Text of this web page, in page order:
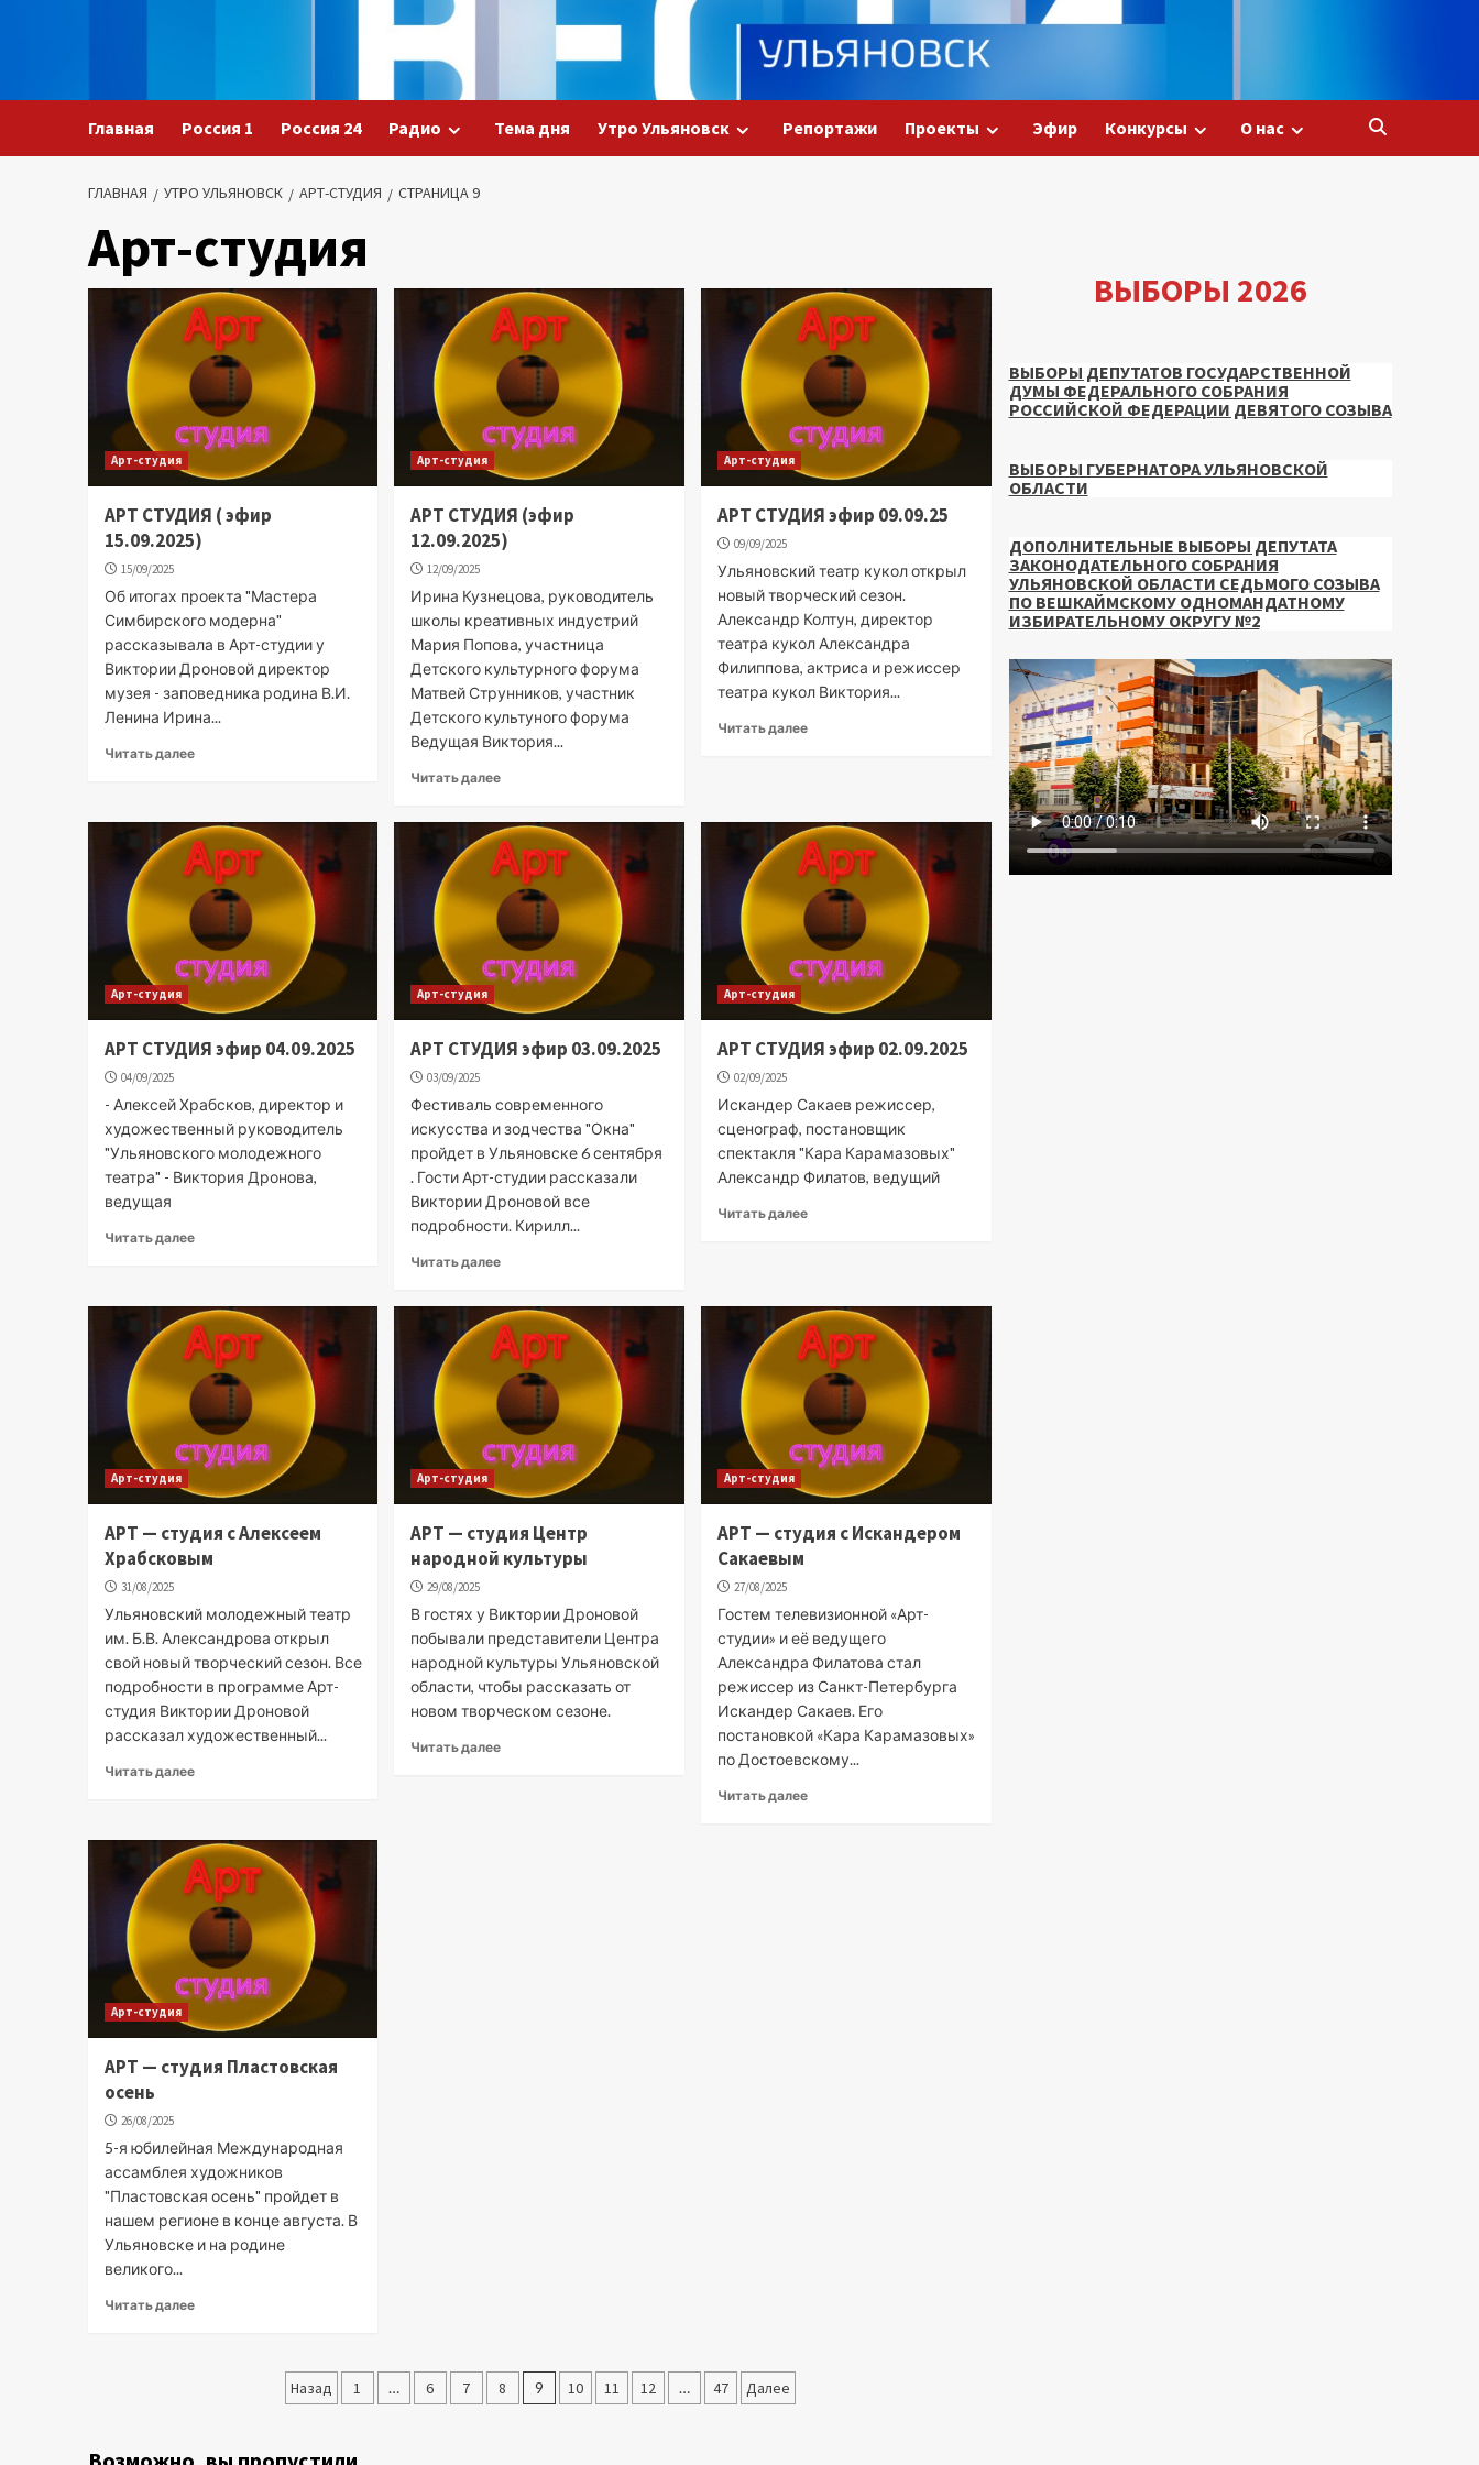
Главная Россия 1 Россия 24 Радио Тема дня Утро Ульяновск Репортажи Проекты Эфир Конкурсы О нас
ГЛАВНАЯ УТРО УЛЬЯНОВСК АРТ-СТУДИЯ СТРАНИЦА 9
Арт-студия
Арт-студия
АРТ СТУДИЯ ( эфир
15.09.2025)
15/09/2025
Об итогах проекта "Мастера
Симбирского модерна"
рассказывала в Арт-студии у
Виктории Дроновой директор
музея - заповедника родина В.И.
Ленина Ирина...
Читать далее
Арт-студия
АРТ СТУДИЯ (эфир
12.09.2025)
12/09/2025
Ирина Кузнецова, руководитель
школы креативных индустрий
Мария Попова, участница
Детского культурного форума
Матвей Струнников, участник
Детского культуного форума
Ведущая Виктория...
Читать далее
Арт-студия
АРТ СТУДИЯ эфир 09.09.25
09/09/2025
Ульяновский театр кукол открыл
новый творческий сезон.
Александр Колтун, директор
театра кукол Александра
Филиппова, актриса и режиссер
театра кукол Виктория...
Читать далее
Арт-студия
АРТ СТУДИЯ эфир 04.09.2025
04/09/2025
- Алексей Храбсков, директор и
художественный руководитель
"Ульяновского молодежного
театра" - Виктория Дронова,
ведущая
Читать далее
Арт-студия
АРТ СТУДИЯ эфир 03.09.2025
03/09/2025
Фестиваль современного
искусства и зодчества "Окна"
пройдет в Ульяновске 6 сентября
. Гости Арт-студии рассказали
Виктории Дроновой все
подробности. Кирилл...
Читать далее
Арт-студия
АРТ СТУДИЯ эфир 02.09.2025
02/09/2025
Искандер Сакаев режиссер,
сценограф, постановщик
спектакля "Кара Карамазовых"
Александр Филатов, ведущий
Читать далее
Арт-студия
АРТ — студия с Алексеем
Храбсковым
31/08/2025
Ульяновский молодежный театр
им. Б.В. Александрова открыл
свой новый творческий сезон. Все
подробности в программе Арт-
студия Виктории Дроновой
рассказал художественный...
Читать далее
Арт-студия
АРТ — студия Центр
народной культуры
29/08/2025
В гостях у Виктории Дроновой
побывали представители Центра
народной культуры Ульяновской
области, чтобы рассказать от
новом творческом сезоне.
Читать далее
Арт-студия
АРТ — студия с Искандером
Сакаевым
27/08/2025
Гостем телевизионной «Арт-
студии» и её ведущего
Александра Филатова стал
режиссер из Санкт-Петербурга
Искандер Сакаев. Его
постановкой «Кара Карамазовых»
по Достоевскому...
Читать далее
Арт-студия
АРТ — студия Пластовская
осень
26/08/2025
5-я юбилейная Международная
ассамблея художников
"Пластовская осень" пройдет в
нашем регионе в конце августа. В
Ульяновске и на родине
великого...
Читать далее
Пагинация
Назад 1 … 6 7 8 9 10 11 12 … 47 Далее
ВЫБОРЫ 2026
ВЫБОРЫ ДЕПУТАТОВ ГОСУДАРСТВЕННОЙ
ДУМЫ ФЕДЕРАЛЬНОГО СОБРАНИЯ
РОССИЙСКОЙ ФЕДЕРАЦИИ ДЕВЯТОГО СОЗЫВА
ВЫБОРЫ ГУБЕРНАТОРА УЛЬЯНОВСКОЙ
ОБЛАСТИ
ДОПОЛНИТЕЛЬНЫЕ ВЫБОРЫ ДЕПУТАТА
ЗАКОНОДАТЕЛЬНОГО СОБРАНИЯ
УЛЬЯНОВСКОЙ ОБЛАСТИ СЕДЬМОГО СОЗЫВА
ПО ВЕШКАЙМСКОМУ ОДНОМАНДАТНОМУ
ИЗБИРАТЕЛЬНОМУ ОКРУГУ №2